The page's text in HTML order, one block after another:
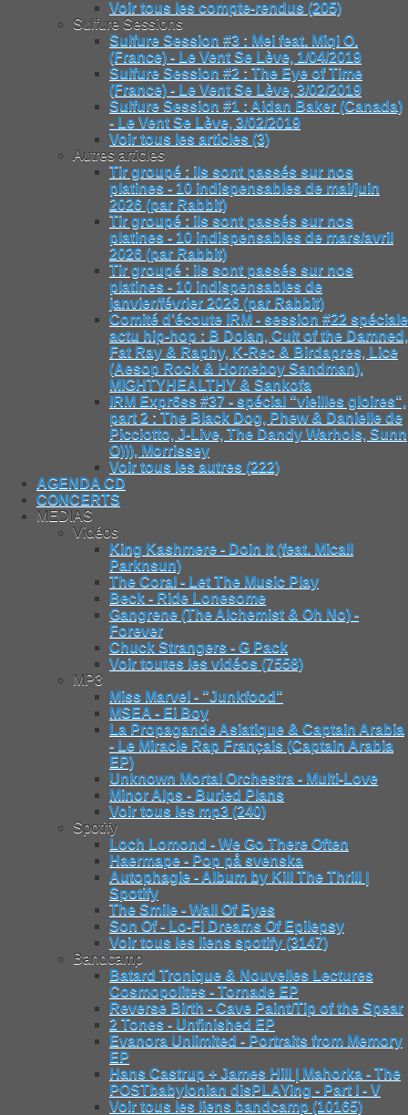
Voir tous les compte-rendus (205)
Sulfure Sessions
Sulfure Session #3 : Mei feat. Miqi O.
(France) - Le Vent Se Lève, 1/04/2019
Sulfure Session #2 : The Eye of Time
(France) - Le Vent Se Lève, 3/02/2019
Sulfure Session #1 : Aidan Baker (Canada)
- Le Vent Se Lève, 3/02/2019
Voir tous les articles (3)
Autres articles
Tir groupé : ils sont passés sur nos
platines - 10 indispensables de mai/juin
2026 (par Rabbit)
Tir groupé : ils sont passés sur nos
platines - 10 indispensables de mars/avril
2026 (par Rabbit)
Tir groupé : ils sont passés sur nos
platines - 10 indispensables de
janvier/février 2026 (par Rabbit)
Comité d’écoute IRM - session #22 spéciale
actu hip-hop : B Dolan, Cult of the Damned,
Fat Ray & Raphy, K-Rec & Birdapres, Lice
(Aesop Rock & Homeboy Sandman),
MIGHTYHEALTHY & Sankofa
IRM Expr6ss #37 - spécial "vieilles gloires",
part 2 : The Black Dog, Phew & Danielle de
Picciotto, J-Live, The Dandy Warhols, Sunn
O))), Morrissey
Voir tous les autres (222)
AGENDA CD
CONCERTS
MEDIAS
Vidéos
King Kashmere - Doin It (feat. Micall
Parknsun)
The Coral - Let The Music Play
Beck - Ride Lonesome
Gangrene (The Alchemist & Oh No) -
Forever
Chuck Strangers - G Pack
Voir toutes les vidéos (7558)
MP3
Miss Marvel - "Junkfood"
MSEA - Ei Boy
La Propagande Asiatique & Captain Arabia
- Le Miracle Rap Français (Captain Arabia
EP)
Unknown Mortal Orchestra - Multi-Love
Minor Alps - Buried Plans
Voir tous les mp3 (240)
Spotify
Loch Lomond - We Go There Often
Haermape - Pop på svenska
Autophagie - Album by Kill The Thrill |
Spotify
The Smile - Wall Of Eyes
Son Of - Lo-Fi Dreams Of Epilepsy
Voir tous les liens spotify (3147)
Bandcamp
Batard Tronique & Nouvelles Lectures
Cosmopolites - Tornade EP
Reverse Birth - Cave Paint/Tip of the Spear
2 Tones - Unfinished EP
Evanora Unlimited - Portraits from Memory
EP
Hans Castrup + James Hill | Mahorka - The
POSTbabylonian disPLAYing - Part I - V
Voir tous les liens bandcamp (10165)